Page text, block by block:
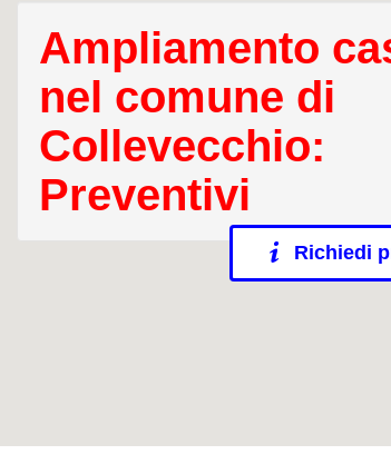
Ampliamento
nel comune di
Collevecchio:
Preventivi
Richiedi